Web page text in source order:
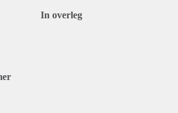
In overleg